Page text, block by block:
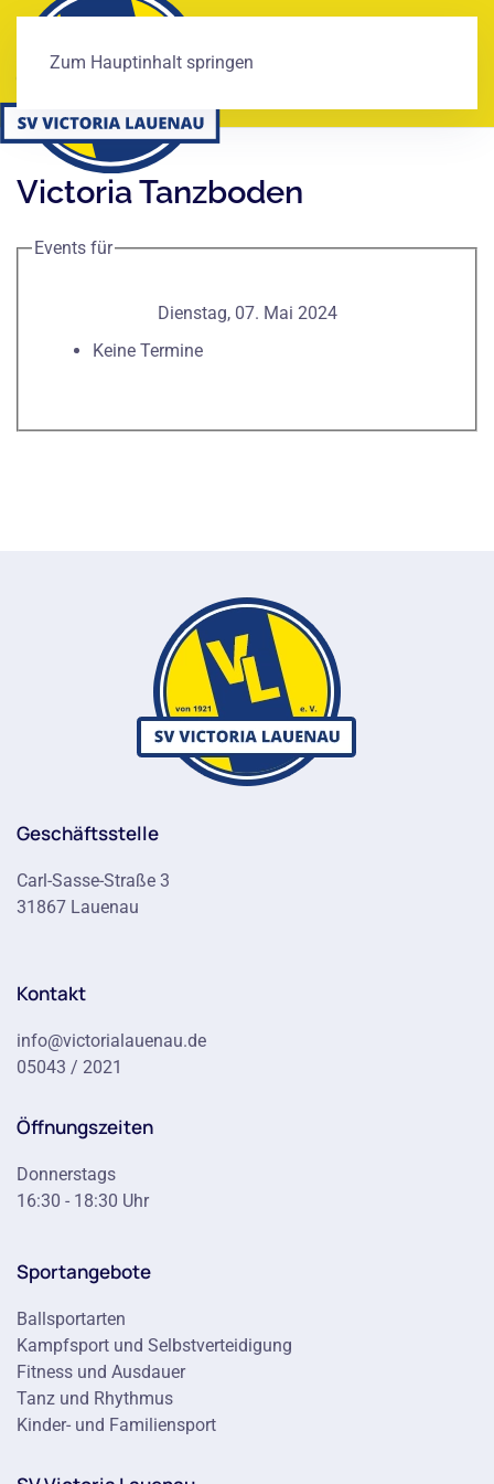
Zum Hauptinhalt springen
Victoria Tanzboden
Events für
Dienstag, 07. Mai 2024
Keine Termine
Geschäftsstelle
Carl-Sasse-Straße 3
31867 Lauenau
Kontakt
info@victorialauenau.de
05043 / 2021
Öffnungszeiten
Donnerstags
16:30 - 18:30 Uhr
Sportangebote
Ballsportarten
Kampfsport und Selbstverteidigung
Fitness und Ausdauer
Tanz und Rhythmus
Kinder- und Familiensport